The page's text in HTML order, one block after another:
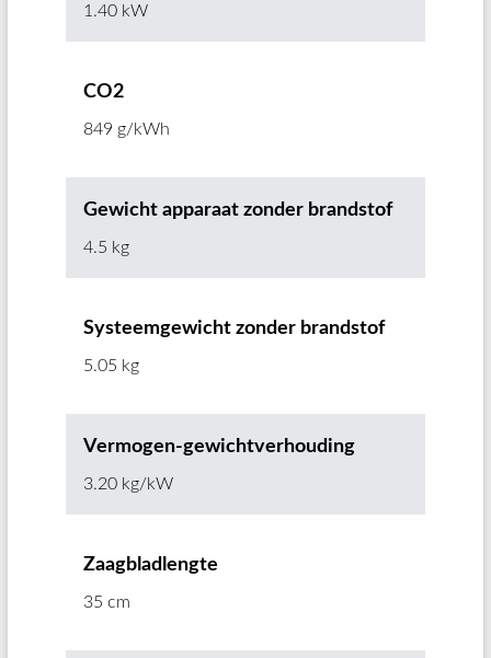
1.40 kW
CO2
849 g/kWh
Gewicht apparaat zonder brandstof
4.5 kg
Systeemgewicht zonder brandstof
5.05 kg
Vermogen-gewichtverhouding
3.20 kg/kW
Zaagbladlengte
35 cm